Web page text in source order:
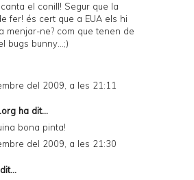
el conill! Segur que la
fer! és cert que a EUA els hi
menjar-ne? com que tenen de
bugs bunny...;)
del 2009, a les 21:11
ha dit...
bona pinta!
del 2009, a les 21:30